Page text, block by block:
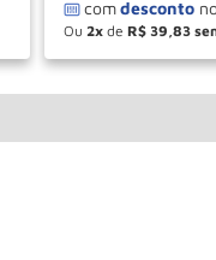
Ou 2 de R$ 39 83
＋
－